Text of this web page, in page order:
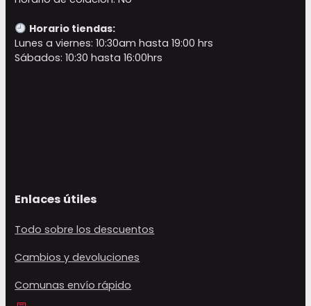
Horario tiendas:
Lunes a viernes: 10:30am hasta 19:00 hrs
Sábados: 10:30 hasta 16:00hrs
Enlaces útiles
Todo sobre los descuentos
Cambios y devoluciones
Comunas envío rápido